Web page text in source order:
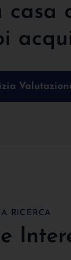
casa
RICERCA